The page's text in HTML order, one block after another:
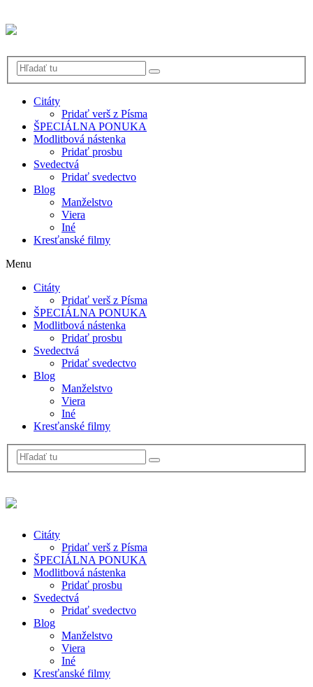
Citáty
Pridať verš z Písma
ŠPECIÁLNA PONUKA
Modlitbová nástenka
Pridať prosbu
Svedectvá
Pridať svedectvo
Blog
Manželstvo
Viera
Iné
Kresťanské filmy
Menu
Citáty
Pridať verš z Písma
ŠPECIÁLNA PONUKA
Modlitbová nástenka
Pridať prosbu
Svedectvá
Pridať svedectvo
Blog
Manželstvo
Viera
Iné
Kresťanské filmy
Citáty
Pridať verš z Písma
ŠPECIÁLNA PONUKA
Modlitbová nástenka
Pridať prosbu
Svedectvá
Pridať svedectvo
Blog
Manželstvo
Viera
Iné
Kresťanské filmy